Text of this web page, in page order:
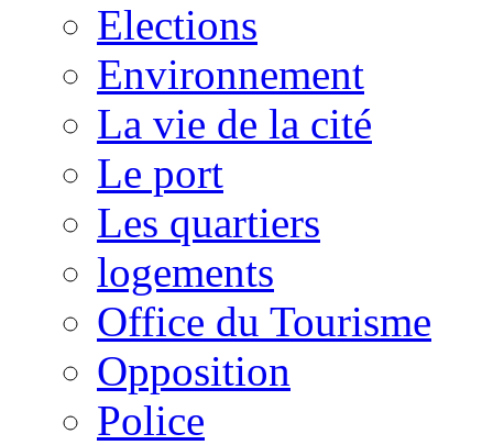
Elections
Environnement
La vie de la cité
Le port
Les quartiers
logements
Office du Tourisme
Opposition
Police